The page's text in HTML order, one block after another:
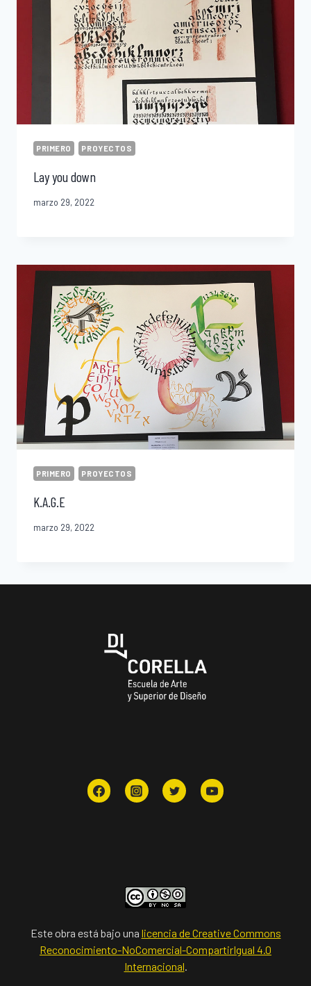
PRIMERO PROYECTOS
Lay you down
marzo 29, 2022
PRIMERO PROYECTOS
K.A.G.E
marzo 29, 2022
Este obra está bajo una licencia de Creative Commons
Reconocimiento-NoComercial-CompartirIgual 4.0
Internacional.